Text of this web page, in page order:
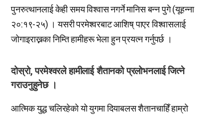
पुनरुत्थानलाई केही समय विश्वास नगर्ने मानिस बन्न पुगे (यूहन्ना
२०ː१९-२५) । यसरी परमेश्वरबाट आशिष् पाएर विश्वासलाई
जोगाइराख्नका निम्ति हामीहरू भेला हुन प्रयत्न गर्नुपर्छ ।
दोस्रो, परमेश्वरले हामीलाई शैतानको प्रलोभनलाई जित्ने
गराउनुहुनेछ ।
आत्मिक युद्ध चलिरहेको यो युगमा दियाबलस शैतानचाहिँ हाम्रो